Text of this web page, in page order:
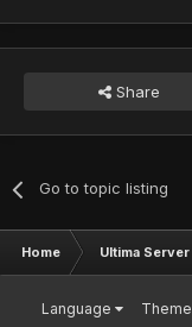
Share
Go to topic listing
Home Ultima Server
Language Theme